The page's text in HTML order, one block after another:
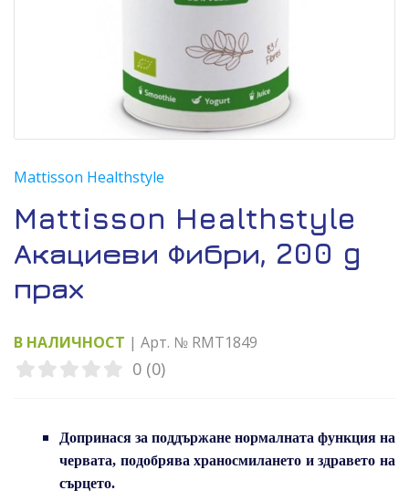
Mattisson Healthstyle
Mattisson Healthstyle
Акациеви Фибри, 200 g
прах
В НАЛИЧНОСТ | Арт. № RMT1849
0 (0)
Допринася за поддържане нормалната функция на
червата, подобрява храносмилането и здравето на
сърцето.